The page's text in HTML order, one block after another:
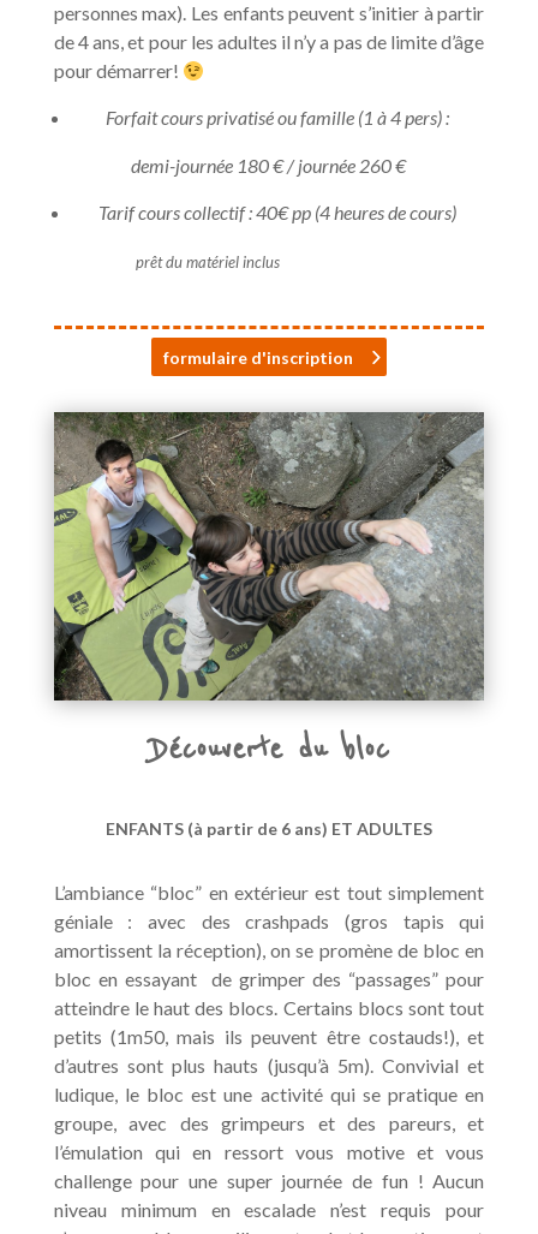
personnes max). Les enfants peuvent s’initier à partir
de 4 ans, et pour les adultes il n’y a pas de limite d’âge
pour démarrer!
Forfait cours privatisé ou famille (1 à 4 pers) :
demi-journée 180 € / journée 260 €
Tarif cours collectif : 40€ pp (4 heures de cours)
prêt du matériel inclus
formulaire d'inscription
Découverte du bloc
ENFANTS (à partir de 6 ans) ET ADULTES
L’ambiance “bloc” en extérieur est tout simplement
géniale : avec des crashpads (gros tapis qui
amortissent la réception), on se promène de bloc en
bloc en essayant de grimper des “passages” pour
atteindre le haut des blocs. Certains blocs sont tout
petits (1m50, mais ils peuvent être costauds!), et
d’autres sont plus hauts (jusqu’à 5m). Convivial et
ludique, le bloc est une activité qui se pratique en
groupe, avec des grimpeurs et des pareurs, et
l’émulation qui en ressort vous motive et vous
challenge pour une super journée de fun ! Aucun
niveau minimum en escalade n’est requis pour